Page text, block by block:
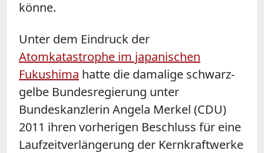
könne.
Unter dem Eindruck der
Atomkatastrophe im japanischen
Fukushima hatte die damalige schwarz-
gelbe Bundesregierung unter
Bundeskanzlerin Angela Merkel (CDU)
2011 ihren vorherigen Beschluss für eine
Laufzeitverlängerung der Kernkraftwerke